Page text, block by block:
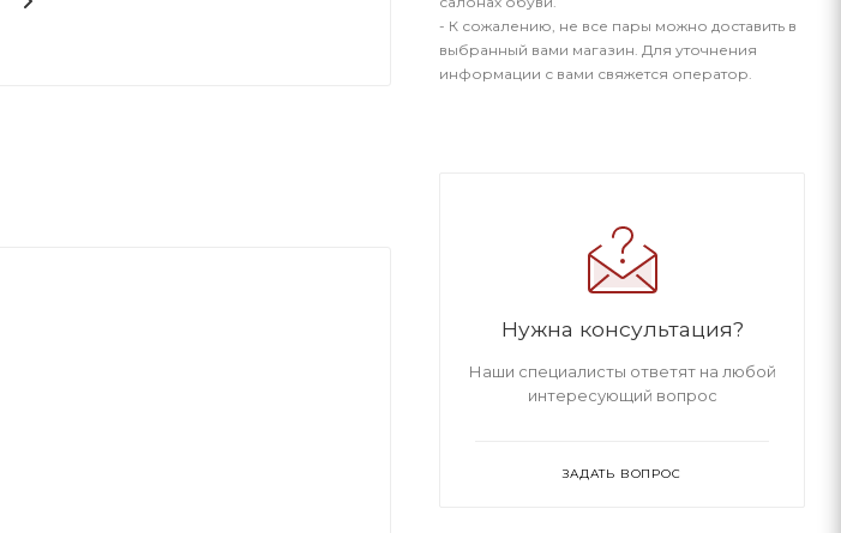
- К сожалению, не все пары можно доставить в
выбранный вами магазин. Для уточнения
информации с вами свяжется оператор.
Нужна консультация?
Наши специалисты ответят на любой
интересующий вопрос
ЗАДАТЬ ВОПРОС